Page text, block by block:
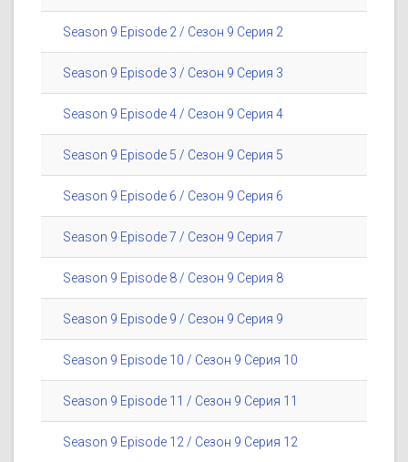
Season 9 Episode 2 / Сезон 9 Серия 2
Season 9 Episode 3 / Сезон 9 Серия 3
Season 9 Episode 4 / Сезон 9 Серия 4
Season 9 Episode 5 / Сезон 9 Серия 5
Season 9 Episode 6 / Сезон 9 Серия 6
Season 9 Episode 7 / Сезон 9 Серия 7
Season 9 Episode 8 / Сезон 9 Серия 8
Season 9 Episode 9 / Сезон 9 Серия 9
Season 9 Episode 10 / Сезон 9 Серия 10
Season 9 Episode 11 / Сезон 9 Серия 11
Season 9 Episode 12 / Сезон 9 Серия 12